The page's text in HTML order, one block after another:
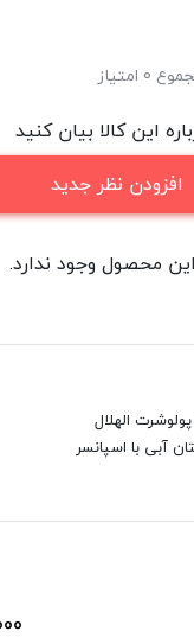
0 امتیاز
این کالا بیان کنید
افزودن نظر جدید
محصول وجود ندارد.
الهلال
آبی با اسپانسر